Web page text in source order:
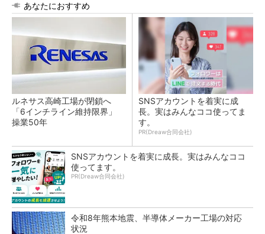
あなたにおすすめ
ルネサス高崎工場が閉鎖へ
「6インチライン維持限界」
操業50年
SNSアカウントを着実に成
長。実はみんなココ使ってま
す。
PR(Dreaw合同会社)
SNSアカウントを着実に成長。実はみんなココ
使ってます。
PR(Dreaw合同会社)
令和8年熊本地震、半導体メーカー工場の対応
状況